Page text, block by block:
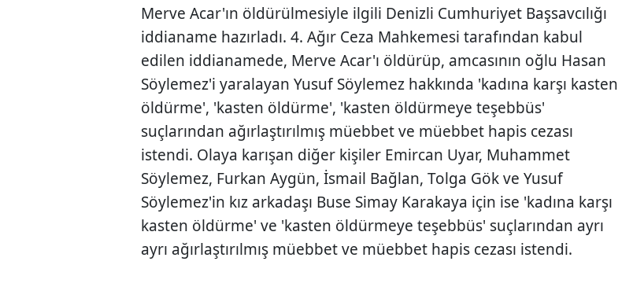
Merve Acar'ın öldürülmesiyle ilgili Denizli Cumhuriyet Başsavcılığı
iddianame hazırladı. 4. Ağır Ceza Mahkemesi tarafından kabul
edilen iddianamede, Merve Acar'ı öldürüp, amcasının oğlu Hasan
Söylemez'i yaralayan Yusuf Söylemez hakkında 'kadına karşı kasten
öldürme', 'kasten öldürme', 'kasten öldürmeye teşebbüs'
suçlarından ağırlaştırılmış müebbet ve müebbet hapis cezası
istendi. Olaya karışan diğer kişiler Emircan Uyar, Muhammet
Söylemez, Furkan Aygün, İsmail Bağlan, Tolga Gök ve Yusuf
Söylemez'in kız arkadaşı Buse Simay Karakaya için ise 'kadına karşı
kasten öldürme' ve 'kasten öldürmeye teşebbüs' suçlarından ayrı
ayrı ağırlaştırılmış müebbet ve müebbet hapis cezası istendi.